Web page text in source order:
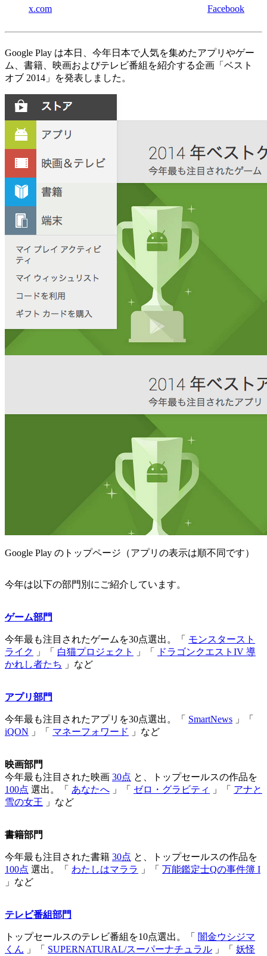
x.com Facebook
Google Play は本日、今年日本で人気を集めたアプリやゲー
ム、書籍、映画およびテレビ番組を紹介する企画「ベスト
オブ 2014」を発表しました。
Google Play のトップページ（アプリの表示は順不同です）
今年は以下の部門別にご紹介しています。
ゲーム部門
今年最も注目されたゲームを30点選出。「 モンスタースト
ライク
」「 白猫プロジェクト 」「
ドラゴンクエストIV 導
かれし者たち
」など
アプリ部門
今年最も注目されたアプリを30点選出。「 SmartNews 」「
iQON 」「 マネーフォワード 」など
映画部門
今年最も注目された映画 30点 と、トップセールスの作品を
100点 選出。「 あなたへ 」「 ゼロ・グラビティ 」「 アナと
雪の女王 」など
書籍部門
今年最も注目された書籍 30点 と、トップセールスの作品を
100点 選出。「 わたしはマララ 」「 万能鑑定士Qの事件簿 I
」など
テレビ番組部門
トップセールスのテレビ番組を10点選出。「 闇金ウシジマ
くん 」「 SUPERNATURAL/スーパーナチュラル 」「 妖怪